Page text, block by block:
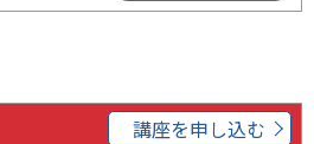
講座を申し込む